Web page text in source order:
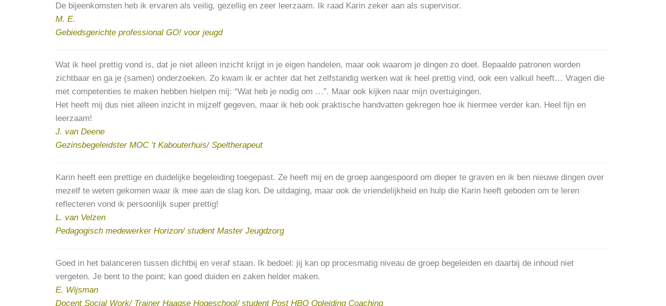
De bijeenkomsten heb ik ervaren als veilig, gezellig en zeer leerzaam. Ik raad Karin zeker aan als supervisor.
M. E.
Gebiedsgerichte professional GO! voor jeugd
Wat ik heel prettig vond is, dat je niet alleen inzicht krijgt in je eigen handelen, maar ook waarom je dingen zo doet. Bepaalde patronen worden
zichtbaar en ga je (samen) onderzoeken. Zo kwam ik er achter dat het zelfstandig werken wat ik heel prettig vind, ook een valkuil heeft… Vragen die
met competenties te maken hebben hielpen mij: “Wat heb je nodig om …”. Maar ook kijken naar mijn overtuigingen.
Het heeft mij dus niet alleen inzicht in mijzelf gegeven, maar ik heb ook praktische handvatten gekregen hoe ik hiermee verder kan. Heel fijn en
leerzaam!
J. van Deene
Gezinsbegeleidster MOC ’t Kabouterhuis/ Speltherapeut
Karin heeft een prettige en duidelijke begeleiding toegepast. Ze heeft mij en de groep aangespoord om dieper te graven en ik ben nieuwe dingen over
mezelf te weten gekomen waar ik mee aan de slag kon. De uitdaging, maar ook de vriendelijkheid en hulp die Karin heeft geboden om te leren
reflecteren vond ik persoonlijk super prettig!
L. van Velzen
Pedagogisch medewerker Horizon/ student Master Jeugdzorg
Goed in het balanceren tussen dichtbij en veraf staan. Ik bedoel: jij kan op procesmatig niveau de groep begeleiden en daarbij de inhoud niet
vergeten. Je bent to the point; kan goed duiden en zaken helder maken.
E. Wijsman
Docent Social Work/ Trainer Haagse Hogeschool/ student Post HBO Opleiding Coaching